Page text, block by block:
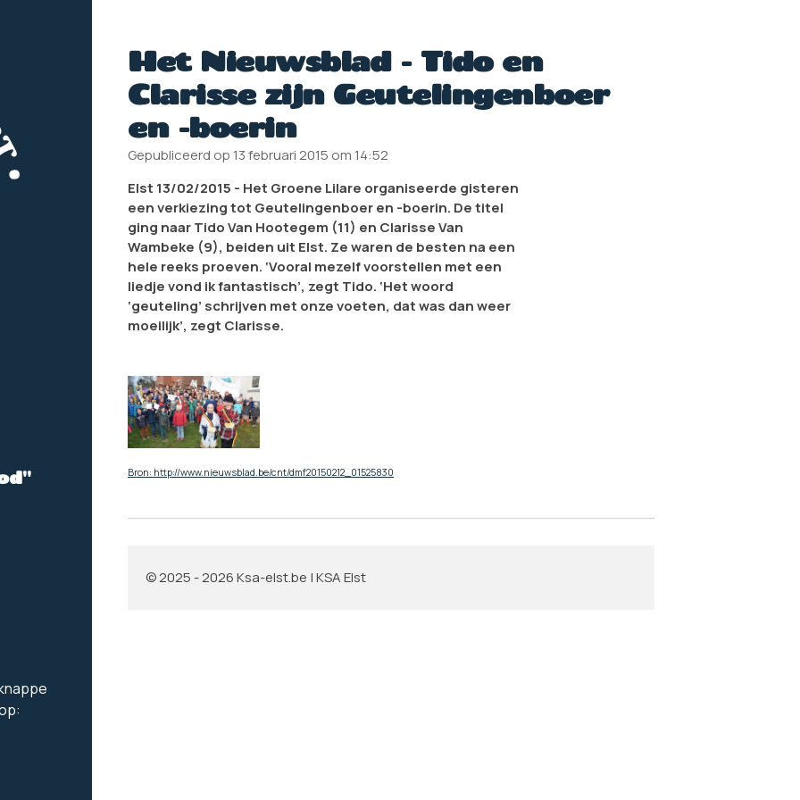
Het Nieuwsblad - Tido en
Clarisse zijn Geutelingenboer
en -boerin
Gepubliceerd op 13 februari 2015 om 14:52
Elst 13/02/2015 - Het Groene Lilare organiseerde gisteren
een verkiezing tot Geutelingenboer en -boerin. De titel
ging naar Tido Van Hootegem (11) en Clarisse Van
Wambeke (9), beiden uit Elst. Ze waren de besten na een
hele reeks proeven. ‘Vooral mezelf voorstellen met een
liedje vond ik fantastisch’, zegt Tido. ‘Het woord
‘geuteling’ schrijven met onze voeten, dat was dan weer
moeilijk’, zegt Clarisse.
Bron: http://www.nieuwsblad.be/cnt/dmf20150212_01525830
© 2025 - 2026 Ksa-elst.be | KSA Elst